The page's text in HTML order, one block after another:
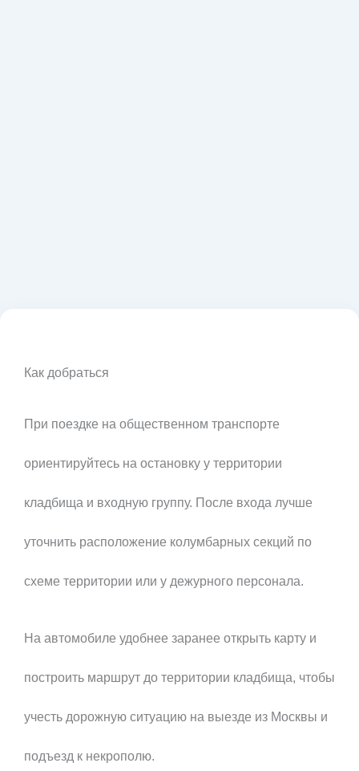
Как добраться
При поездке на общественном транспорте
ориентируйтесь на остановку у территории
кладбища и входную группу. После входа лучше
уточнить расположение колумбарных секций по
схеме территории или у дежурного персонала.
На автомобиле удобнее заранее открыть карту и
построить маршрут до территории кладбища, чтобы
учесть дорожную ситуацию на выезде из Москвы и
подъезд к некрополю.